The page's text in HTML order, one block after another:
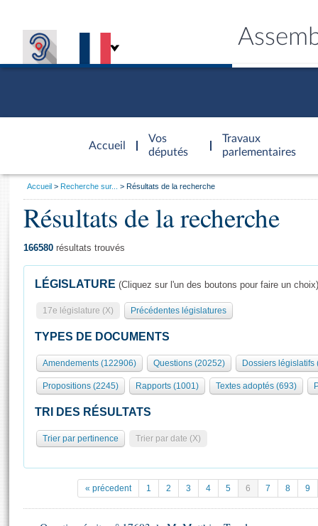
Accueil
d'accueil
Vos
députés
Travaux
parlementaires
Présidence
577 députés
Groupes politiques
Séance publique
Commissions et autres organes
Europe et International
Pétitions
Général
Rôle et pouvoirs de l'Assemblée
Organisation de l'Assemblée
Présidence Conférence des Présidents Bureau Collège des
Statistiques et chiffres clés
Documents de référence
( Constitution | Règlement de l'Assemblée ... )
Visiter l'Assemblée
Visite virtuelle du palais Bourbon
Assister à une séance
La Bibliothèque
Vous
Accueil Recherche sur... Résultats de la recherche
Résultats de la recherche
166580 résultats trouvés
LÉGISLATURE (Cliquez sur l'un des boutons pour faire un choix)
17e législature (X) Précédentes législatures
TYPES DE DOCUMENTS
Amendements (122906) Questions (20252) Dossiers législatifs
Propositions (2245) Rapports (1001) Textes adoptés (693)
TRI DES RÉSULTATS
Trier par pertinence Trier par date (X)
« précedent 1 2 3 4 5 6 7 8 9